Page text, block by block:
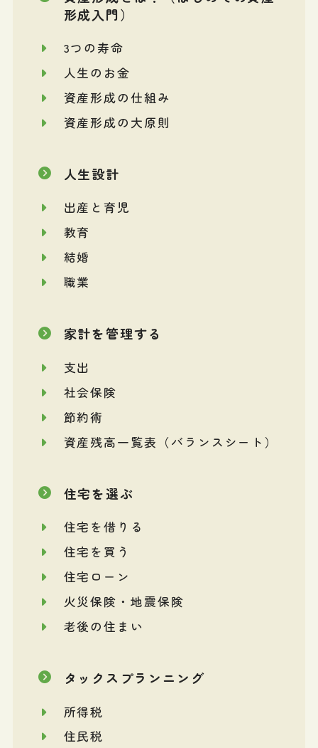
形成入門）
3つの寿命
人生のお金
資産形成の仕組み
資産形成の大原則
人生設計
出産と育児
教育
結婚
職業
家計を管理する
支出
社会保険
節約術
資産残高一覧表（バランスシート）
住宅を選ぶ
住宅を借りる
住宅を買う
住宅ローン
火災保険・地震保険
老後の住まい
タックスプランニング
所得税
住民税